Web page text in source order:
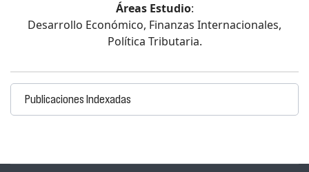
Áreas Estudio:
Desarrollo Económico, Finanzas Internacionales,
Política Tributaria.
Publicaciones Indexadas